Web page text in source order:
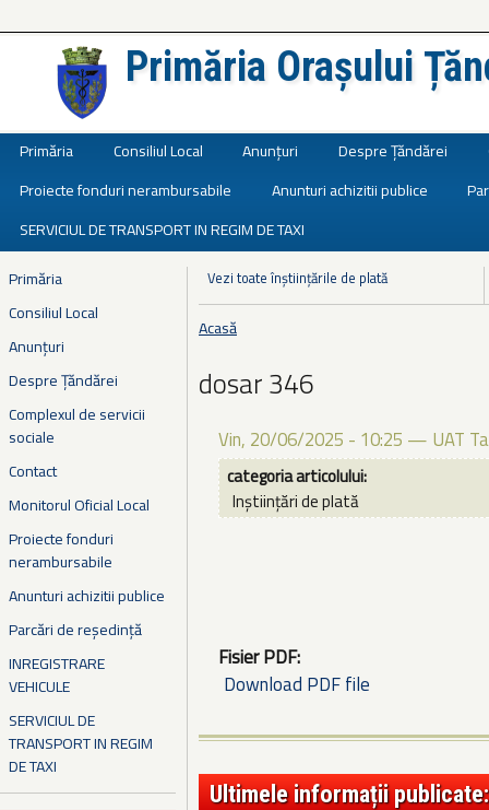
Primăria Orașului
Primăria Consiliul Local Anunțuri Despre Țăndărei
Proiecte fonduri nerambursabile
Anunturi achizitii publice
SERVICIUL DE TRANSPORT IN REGIM DE TAXI
Primăria
Consiliul Local
Anunțuri
Despre Țăndărei
Complexul de servicii
sociale
Contact
Monitorul Oficial Local
Proiecte fonduri
nerambursabile
Anunturi achizitii publice
Parcări de reședință
INREGISTRARE
VEHICULE
SERVICIUL DE
TRANSPORT IN REGIM
DE TAXI
Vezi toate înștiințările de plată
Eşti aici
Acasă
dosar 346
Vin, 20/06/2025 - 10:25 — UAT
categoria articolului:
Inștiințări de plată
Fisier PDF:
Download PDF file
Ultimele informații publicate: